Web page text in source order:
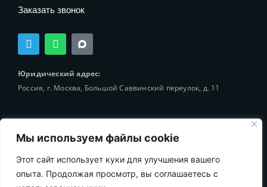
Мы используем файлы cookie
Этот сайт использует куки для улучшения вашего
опыта. Продолжая просмотр, вы соглашаетесь с
Заказать звонок
T
e
e
r
W
h
t
a
Юридический адрес:
Россия, г. Москва, Большой Саввинский переулок, д. 11
© 2002-2025 Holding-Finance Broker